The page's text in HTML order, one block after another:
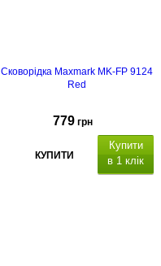
Сковорідка Maxmark MK-FP 9124
Red
779 грн
КУПИТИ
Купити
в 1 клік